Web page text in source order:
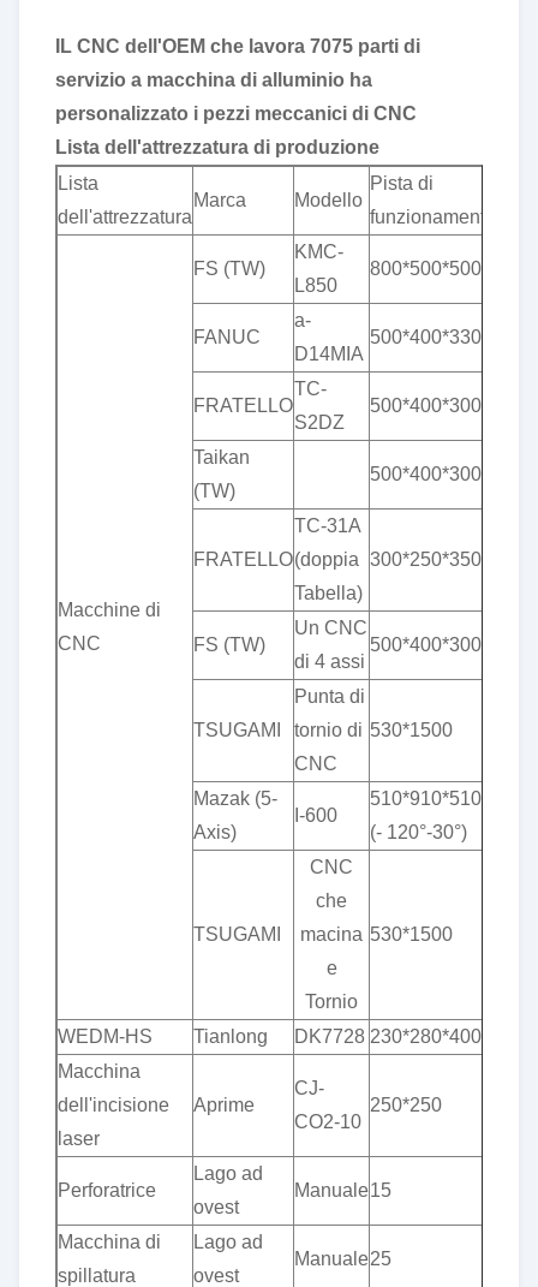
IL CNC dell'OEM che lavora 7075 parti di
servizio a macchina di alluminio ha
personalizzato i pezzi meccanici di CNC
Lista dell'attrezzatura di produzione
Lista
dell'attrezzatura
Marca Modello
Pista di
funzionamento
Macchine di
CNC
FS (TW)
KMC-
L850
800*500*500
FANUC
a-
D14MIA
500*400*330
FRATELLO
TC-
S2DZ
500*400*300
Taikan
(TW)
500*400*300
FRATELLO
TC-31A
(doppia
Tabella)
300*250*350
FS (TW)
Un CNC
di 4 assi
500*400*300
TSUGAMI
Punta di
tornio di
CNC
530*1500
Mazak (5-
Axis)
I-600
510*910*510*360°*
(- 120°-30°)
TSUGAMI
CNC
che
macina
e
Tornio
530*1500
WEDM-HS Tianlong DK7728 230*280*400
Macchina
dell'incisione
laser
Aprime
CJ-
CO2-10
250*250
Perforatrice
Lago ad
ovest
Manuale15
Macchina di
spillatura
Lago ad
ovest
Manuale25